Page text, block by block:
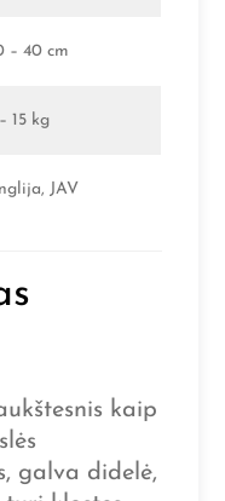
– 40 cm
15 kg
JAV
kaip
galva didelė,